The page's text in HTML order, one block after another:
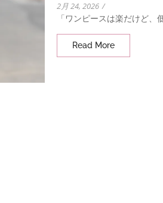
2月 24, 2026 /
「ワンピースは楽だけど
Read More